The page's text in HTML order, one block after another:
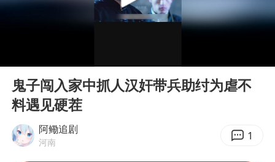
我国编制完成新版全月地质图
80后女柜员逆袭成4200亿银行副行长
Play
鬼子闯入家中抓人汉奸带兵助纣为虐不
料遇见硬茬
阿鳓追剧
河南 1